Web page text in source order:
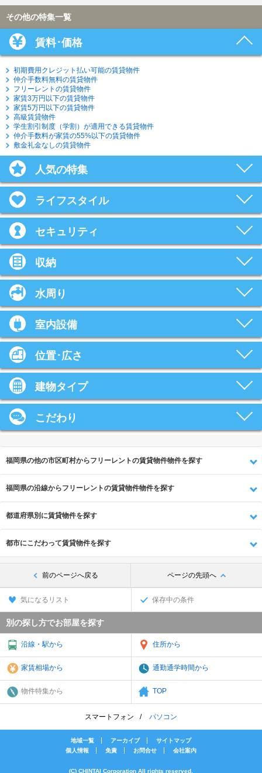
その他の特集一覧
賃料･価格
初期費用クレジット払い可能の賃貸物件
仲介手数料無料の賃貸物件
フリーレントの賃貸物件
家賃3万円以下の賃貸物件
家賃5万円以下の賃貸物件
高級賃貸物件
学生割引制度（学割）が適用できる賃貸物件
仲介手数料が家賃の55%以下の賃貸物件
敷金礼金なしの賃貸物件
人気の特集
ライフスタイル
セキュリティ
収納
水周り
室内設備
位置･広さ
建物タイプ
こだわり
福岡県の他の市区町村からフリーレントの賃貸物件物件を探す
福岡県の沿線からフリーレントの賃貸物件物件を探す
都道府県別に賃貸物件を探す
都市にこだわって賃貸物件を探す
前のページへ戻る ページの先頭へ
気になるリスト 保存中の条件
別の探し方でお部屋を探す
沿線・駅から 住所から
家賃相場から 通勤通学時間から
物件特集から TOP
スマートフォン パソコン
地域一覧 アーカイブ
サイトマップ
個人情報
免責 お問合せ 会社案内
(C) CHINTAI Corporation All rights reserved.